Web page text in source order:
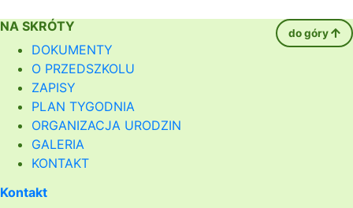
NA SKRÓTY do góry
DOKUMENTY
O PRZEDSZKOLU
ZAPISY
PLAN TYGODNIA
ORGANIZACJA URODZIN
GALERIA
KONTAKT
Kontakt